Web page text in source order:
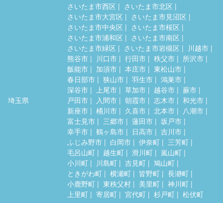
埼玉県
さいたま市西区
さいたま市北区
さいたま市大宮区
さいたま市見沼区
さいたま市中央区
さいたま市桜区
さいたま市浦和区
さいたま市南区
さいたま市緑区
さいたま市岩槻区
川越市
熊谷市
川口市 行田市 秩父市
所沢市
飯能市
加須市 本庄市
東松山市
春日部市
狭山市 羽生市
鴻巣市
深谷市
上尾市 草加市 越谷市
蕨市
戸田市
入間市 朝霞市 志木市
和光市
新座市
桶川市 久喜市 北本市
八潮市
富士見市
三郷市 蓮田市
坂戸市
幸手市
鶴ヶ島市 日高市
吉川市
ふじみ野市
白岡市 伊奈町
三芳町
毛呂山町
越生町 滑川町
嵐山町
小川町
川島町 吉見町
鳩山町
ときがわ町
横瀬町 皆野町
長瀞町
小鹿野町
東秩父村 美里町
神川町
上里町
寄居町 宮代町 杉戸町 松伏町